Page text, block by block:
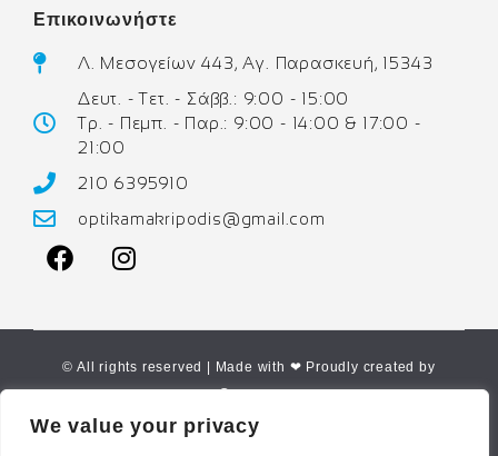
We value your privacy
Επικοινωνήστε
Λ. Μεσογείων 443, Αγ. Παρασκευή, 15343
Δευτ. - Τετ. - Σάββ.: 9:00 - 15:00
Τρ. - Πεμπ. - Παρ.: 9:00 - 14:00 & 17:00 -
21:00
210 6395910
optikamakripodis@gmail.com
© All rights reserved | Made with ❤ Proudly created by
Corne.gr